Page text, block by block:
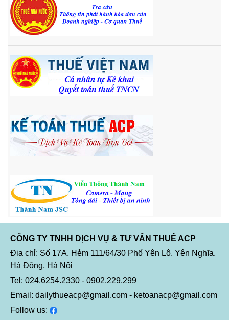
CÔNG TY TNHH DỊCH VỤ & TƯ VẤN THUẾ ACP
Địa chỉ: Số 17A, Hẻm 111/64/30 Phố Yên Lộ, Yên Nghĩa,
Hà Đông, Hà Nội
Tel: 024.6254.2330 - 0902.229.299
Email: dailythueacp@gmail.com - ketoanacp@gmail.com
Follow us: